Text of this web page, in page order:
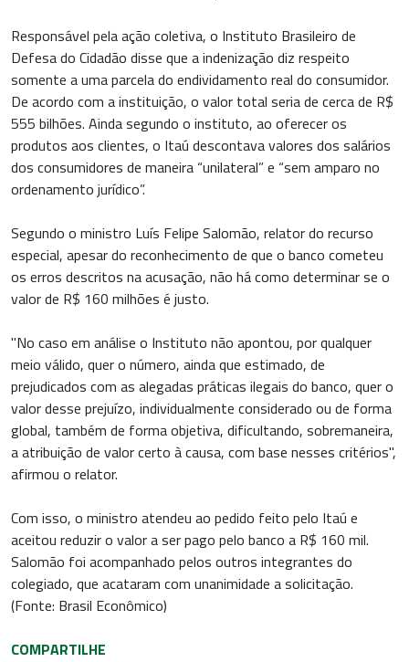
Responsável pela ação coletiva, o Instituto Brasileiro de
Defesa do Cidadão disse que a indenização diz respeito
somente a uma parcela do endividamento real do consumidor.
De acordo com a instituição, o valor total seria de cerca de R$
555 bilhões. Ainda segundo o instituto, ao oferecer os
produtos aos clientes, o Itaú descontava valores dos salários
dos consumidores de maneira “unilateral” e “sem amparo no
ordenamento jurídico”.
Segundo o ministro Luís Felipe Salomão, relator do recurso
especial, apesar do reconhecimento de que o banco cometeu
os erros descritos na acusação, não há como determinar se o
valor de R$ 160 milhões é justo.
"No caso em análise o Instituto não apontou, por qualquer
meio válido, quer o número, ainda que estimado, de
prejudicados com as alegadas práticas ilegais do banco, quer o
valor desse prejuízo, individualmente considerado ou de forma
global, também de forma objetiva, dificultando, sobremaneira,
a atribuição de valor certo à causa, com base nesses critérios",
afirmou o relator.
Com isso, o ministro atendeu ao pedido feito pelo Itaú e
aceitou reduzir o valor a ser pago pelo banco a R$ 160 mil.
Salomão foi acompanhado pelos outros integrantes do
colegiado, que acataram com unanimidade a solicitação.
(Fonte: Brasil Econômico)
COMPARTILHE